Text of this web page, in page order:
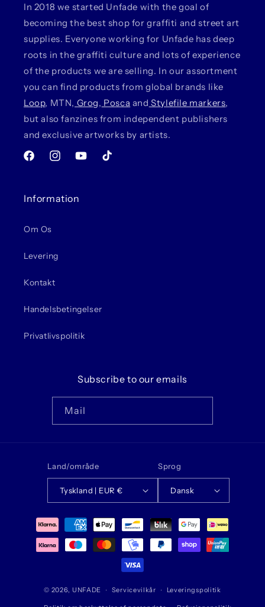
In 2018 we started Unfade with the goal of
becoming the best shop for graffiti and street art
supplies. Everyone working for Unfade has deep
roots in the graffiti culture and lots of experience
of the products we are selling. In our assortment
you can find products from global brands like
Loop, MTN, Grog, Posca and Stylefile markers,
but also fanzines from independent publishers
and exclusive artworks by artists.
FacebookInstagramYouTubeTikTok
Information
Om Os
Levering
Kontakt
Handelsbetingelser
Privatlivspolitik
Subscribe to our emails
Mail
Land/område
Tyskland | EUR €
Sprog
Dansk
Betalingsmetoder
© 2026, UNFADE Servicevilkår Leveringspolitik